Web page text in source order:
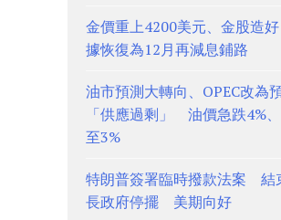
金價重上4200美元、金股造
據恢復為12月再減息鋪路
油市預測大轉向、OPEC改為
「供應過剩」 油價急跌4%
至3%
特朗普簽署臨時撥款法案 結
長政府停擺 美期向好